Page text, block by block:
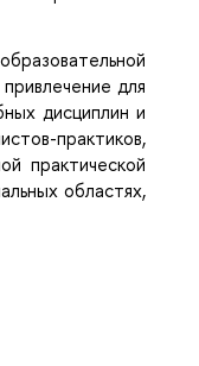
для
дисциплин и
практиков,
практической
областях,